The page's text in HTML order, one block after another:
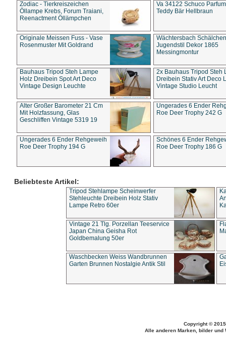
Zodiac - Tierkreiszeichen
Öllampe Krebs, Forum Traiani,
Reenactment Öllämpchen
Va 34122 Schuco
Teddy Bär Hellbraun
Originale Meissen Fuss - Vase
Rosenmuster Mit Goldrand
Wächtersbach Schälchen
Jugendstil Dekor 1865
Messingmontur
Bauhaus Tripod Steh Lampe
Holz Dreibein Spot Art Deco
Vintage Design Leuchte
2x Bauhaus Tripod Steh
Dreibein Stativ Art Deco
Vintage Studio Leucht
Alter Großer Barometer 21 Cm
Mit Holzfassung, Glas
Geschliffen Vintage 5319 19
Ungerades 6 Ender
Roe Deer Trophy 242 G
Ungerades 6 Ender Rehgeweih
Roe Deer Trophy 194 G
Schönes 6 Ender
Roe Deer Trophy 186 G
Beliebteste Artikel:
Tripod Stehlampe Scheinwerfer
Stehleuchte Dreibein Holz Stativ
Lampe Retro 60er
Vintage 21 Tlg. Porzellan Teeservice
Japan China Geisha Rot
Goldbemalung 50er
Waschbecken Weiss Wandbrunnen
Garten Brunnen Nostalgie Antik Stil
Copyright ©
Alle anderen Marken, bilder und